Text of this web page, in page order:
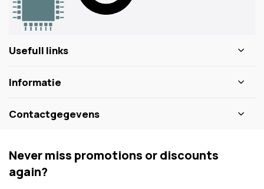
Usefull links
Informatie
Contactgegevens
Never miss promotions or discounts
again?